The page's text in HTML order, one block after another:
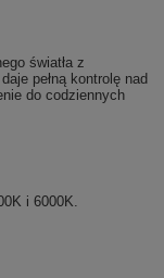
światła z
pełną kontrolę nad
do codziennych
i 6000K.